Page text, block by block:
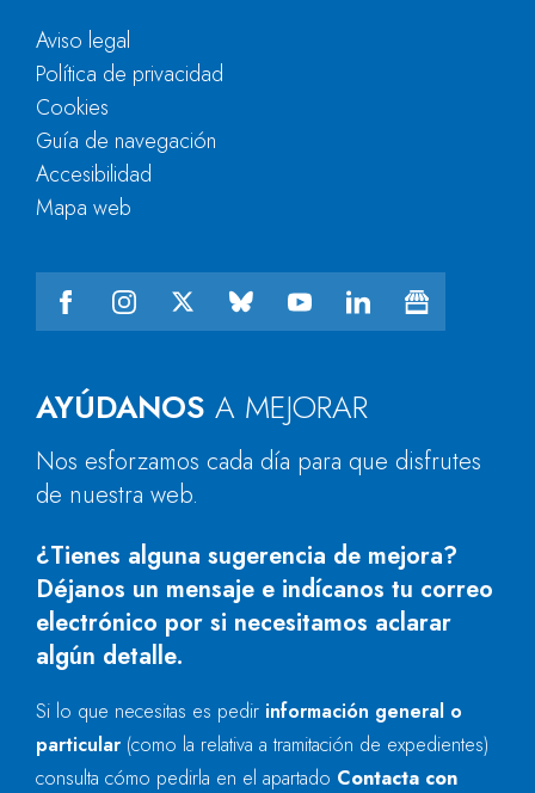
AYÚDANOS A MEJORAR
Nos esforzamos cada día para que disfrutes
de nuestra web.
¿Tienes alguna sugerencia de mejora?
Déjanos un mensaje e indícanos tu correo
electrónico por si necesitamos aclarar
algún detalle.
Si lo que necesitas es pedir información general o
particular (como la relativa a tramitación de expedientes)
consulta cómo pedirla en el apartado Contacta con
Aviso legal
Política de privacidad
Cookies
Guía de navegación
Accesibilidad
Mapa web